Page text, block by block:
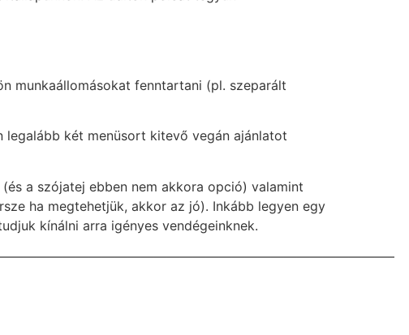
munkaállomásokat fenntartani (pl. szeparált
legalább két menüsort kitevő vegán ajánlatot
a szójatej ebben nem akkora opció) valamint
ha megtehetjük, akkor az jó). Inkább legyen egy
kínálni arra igényes vendégeinknek.